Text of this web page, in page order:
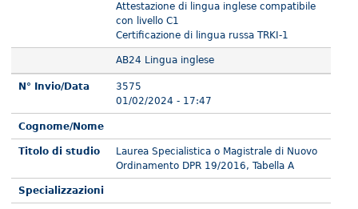
Attestazione di lingua inglese compatibile
con livello C1
Certificazione di lingua russa TRKI-1
AB24 Lingua inglese
N° Invio/Data
3575
01/02/2024 - 17:47
Cognome/Nome
Titolo di studio
Laurea Specialistica o Magistrale di Nuovo
Ordinamento DPR 19/2016, Tabella A
Specializzazioni